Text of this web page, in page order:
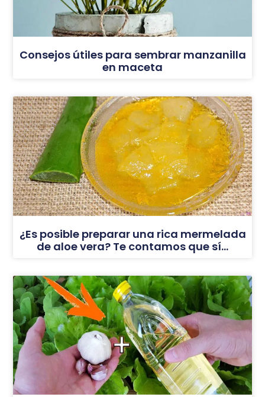
Consejos útiles para sembrar manzanilla
en maceta
¿Es posible preparar una rica mermelada
de aloe vera? Te contamos que sí…